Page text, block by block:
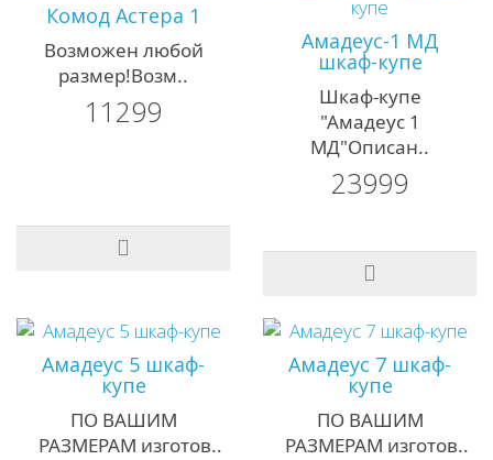
Комод Астера 1
Возможен любой
размер!Возм..
11299
Амадеус-1 MД
шкаф-купе
Шкаф-купе
"Амадеус 1
МД"Описан..
23999
Амадеус 5 шкаф-
купе
ПО ВАШИМ
РАЗМЕРАМ изготов..
Амадеус 7 шкаф-
купе
ПО ВАШИМ
РАЗМЕРАМ изготов..